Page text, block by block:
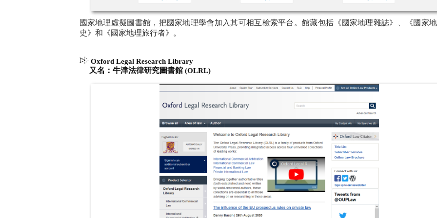
國家地理虛擬圖書館，把國家地理學會加入其可相互檢索平台。館藏包括《國家地理雜誌》、《國家
史》和《國家地理旅行者》。
Oxford Legal Research Library
又名：牛津法律研究圖書館(OLRL)